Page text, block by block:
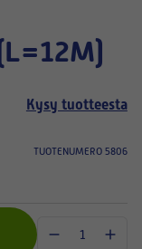
Kysy tuotteesta
TUOTENUMERO 5806